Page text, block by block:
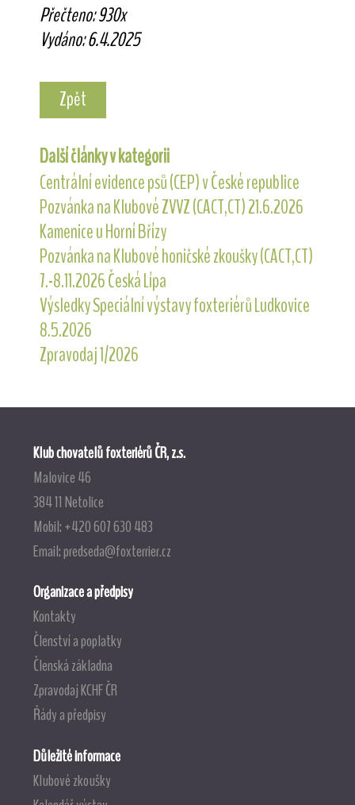
Přečteno: 930x
Vydáno: 6.4.2025
Zpět
Další články v kategorii
Centrální evidence psů (CEP) v České republice
Pozvánka na Klubové ZVVZ (CACT,CT) 21.6.2026
Kamenice u Horní Břízy
Pozvánka na Klubové honičské zkoušky (CACT,CT)
7.-8.11.2026 Česká Lípa
Výsledky Speciální výstavy foxteriérů Ludkovice
8.5.2026
Zpravodaj 1/2026
Klub chovatelů foxteriérů ČR, z.s.
Malovice 46
384 11 Netolice
Mobil: +420 607 630 483
Email:predseda@foxterrier.cz
Organizace a předpisy
Kontakty
Členství a poplatky
Členská základna
Zpravodaj KCHF ČR
Řády a předpisy
Důležité informace
Klubové zkoušky